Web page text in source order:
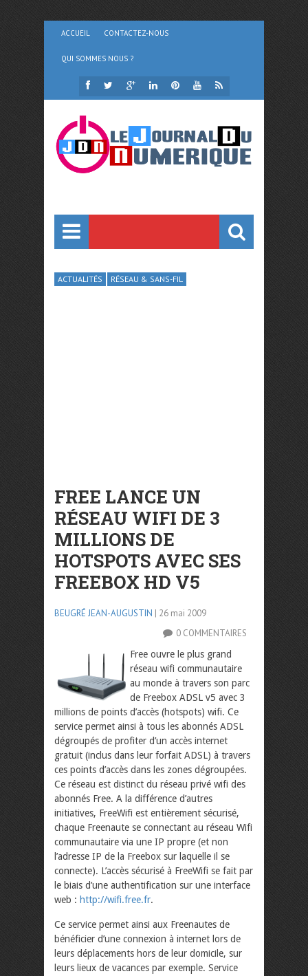
ACCUEIL CONTACTEZ-NOUS
QUI SOMMES NOUS ?
ACTUALITÉS RÉSEAU & SANS-FIL
FREE LANCE UN
RÉSEAU WIFI DE 3
MILLIONS DE
HOTSPOTS AVEC SES
FREEBOX HD V5
BEUGRÉ JEAN-AUGUSTIN | 26 mai 2009
0 COMMENTAIRES
Free ouvre le plus grand
réseau wifi communautaire
au monde à travers son parc
de Freebox ADSL v5 avec 3
millions de points d’accès (hotspots) wifi. Ce
service permet ainsi à tous les abonnés ADSL
dégroupés de profiter d’un accès internet
gratuit (inclus dans leur forfait ADSL) à travers
ces points d’accès dans les zones dégroupées.
Ce réseau est distinct du réseau privé wifi des
abonnés Free. A la différence d’autres
initiatives, FreeWifi est entièrement sécurisé,
chaque Freenaute se connectant au réseau Wifi
communautaire via une IP propre (et non
l’adresse IP de la Freebox sur laquelle il se
connecte). L’accès sécurisé à FreeWifi se fait par
le biais d’une authentification sur une interface
web : http://wifi.free.fr.
Ce service permet ainsi aux Freenautes de
bénéficier d’une connexion à internet lors de
leurs déplacements hors de leur domicile, sur
leurs lieux de vacances par exemple. Service